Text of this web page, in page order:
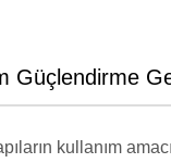
Güçlendirme
kullanım